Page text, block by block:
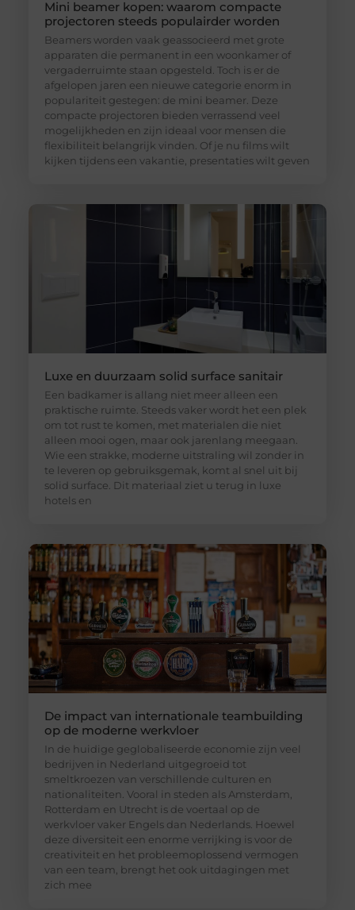
Mini beamer kopen: waarom compacte
projectoren steeds populairder worden
Beamers worden vaak geassocieerd met grote
apparaten die permanent in een woonkamer of
vergaderruimte staan opgesteld. Toch is er de
afgelopen jaren een nieuwe categorie enorm in
populariteit gestegen: de mini beamer. Deze
compacte projectoren bieden verrassend veel
mogelijkheden en zijn ideaal voor mensen die
flexibiliteit belangrijk vinden. Of je nu films wilt
kijken tijdens een vakantie, presentaties wilt geven
Luxe en duurzaam solid surface sanitair
Een badkamer is allang niet meer alleen een
praktische ruimte. Steeds vaker wordt het een plek
om tot rust te komen, met materialen die niet
alleen mooi ogen, maar ook jarenlang meegaan.
Wie een strakke, moderne uitstraling wil zonder in
te leveren op gebruiksgemak, komt al snel uit bij
solid surface. Dit materiaal ziet u terug in luxe
hotels en
De impact van internationale teambuilding
op de moderne werkvloer
In de huidige geglobaliseerde economie zijn veel
bedrijven in Nederland uitgegroeid tot
smeltkroezen van verschillende culturen en
nationaliteiten. Vooral in steden als Amsterdam,
Rotterdam en Utrecht is de voertaal op de
werkvloer vaker Engels dan Nederlands. Hoewel
deze diversiteit een enorme verrijking is voor de
creativiteit en het probleemoplossend vermogen
van een team, brengt het ook uitdagingen met
zich mee